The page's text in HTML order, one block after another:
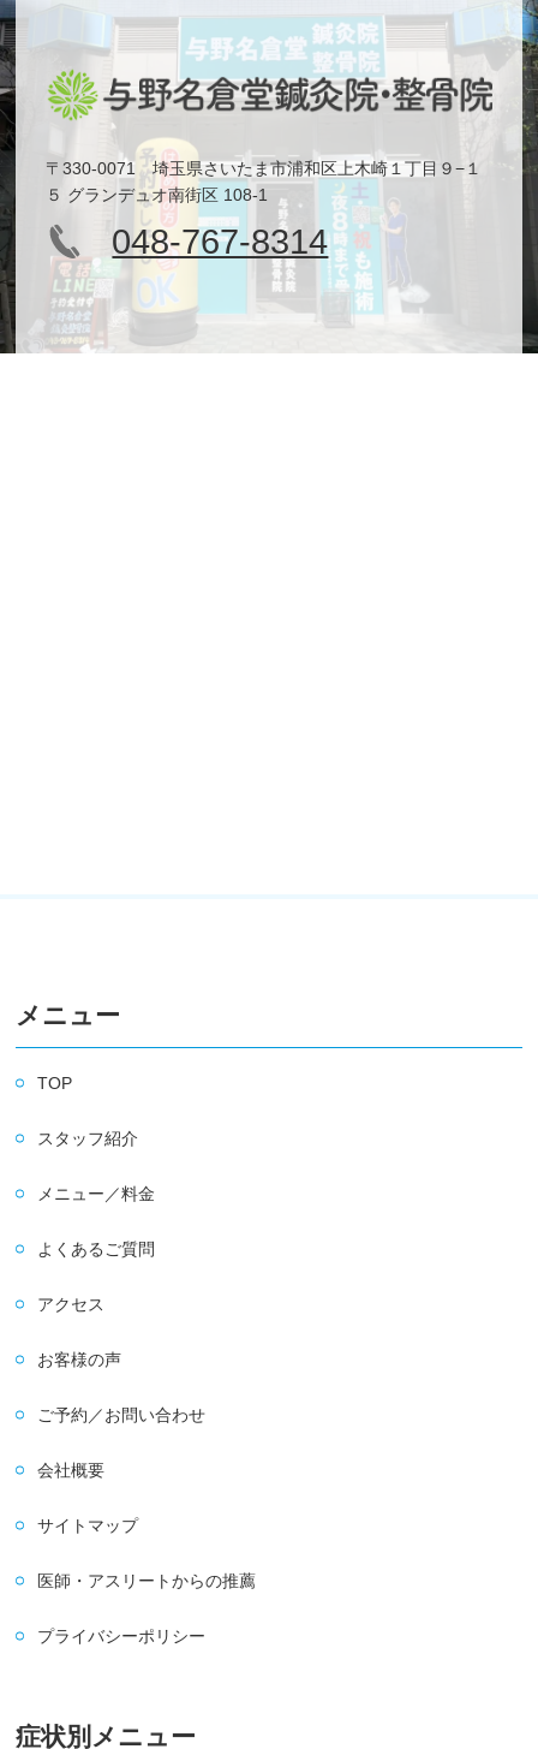
〒330-0071 埼玉県さいたま市浦和区上木崎１丁目９−１
５ グランデュオ南街区 108-1
048-767-8314
メニュー
TOP
スタッフ紹介
メニュー／料金
よくあるご質問
アクセス
お客様の声
ご予約／お問い合わせ
会社概要
サイトマップ
医師・アスリートからの推薦
プライバシーポリシー
症状別メニュー